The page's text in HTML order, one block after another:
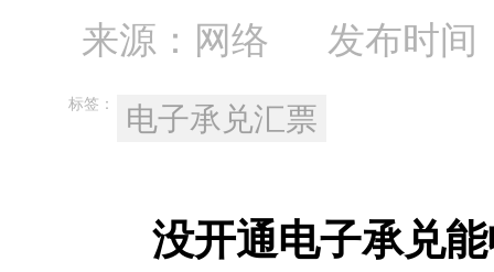
来源：网络 发布时间
标签： 电子承兑汇票
没开通电子承兑